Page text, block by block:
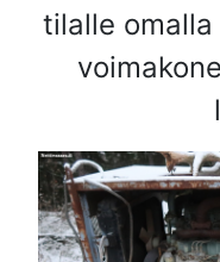
tilalle